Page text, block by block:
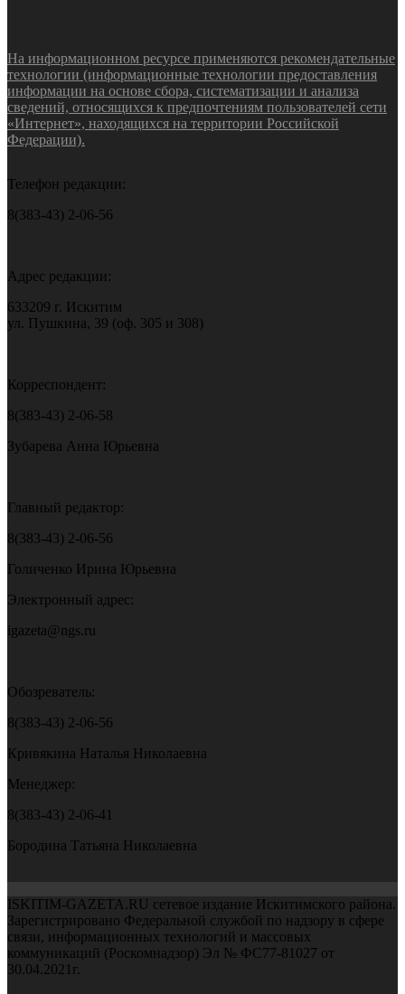
На информационном ресурсе применяются рекомендательные
технологии (информационные технологии предоставления
информации на основе сбора, систематизации и анализа
сведений, относящихся к предпочтениям пользователей сети
«Интернет», находящихся на территории Российской
Федерации).
Телефон редакции:
8(383-43) 2-06-56
Адрес редакции:
633209 г. Искитим
ул. Пушкина, 39 (оф. 305 и 308)
Корреспондент:
8(383-43) 2-06-58
Зубарева Анна Юрьевна
Главный редактор:
8(383-43) 2-06-56
Голиченко Ирина Юрьевна
Электронный адрес:
igazeta@ngs.ru
Обозреватель:
8(383-43) 2-06-56
Кривякина Наталья Николаевна
Менеджер:
8(383-43) 2-06-41
Бородина Татьяна Николаевна
ISKITIM-GAZETA.RU сетевое издание Искитимского района.
Зарегистрировано Федеральной службой по надзору в сфере
связи, информационных технологий и массовых
коммуникаций (Роскомнадзор) Эл № ФС77-81027 от
30.04.2021г.